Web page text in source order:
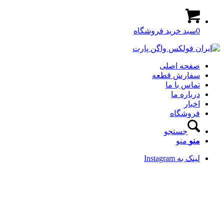
0سبد خرید فروشگاه
صفحه اصلی
سفارش قطعه
تماس با ما
درباره ما
اخبار
فروشگاه
جستجو
منو منو
لینک به Instagram